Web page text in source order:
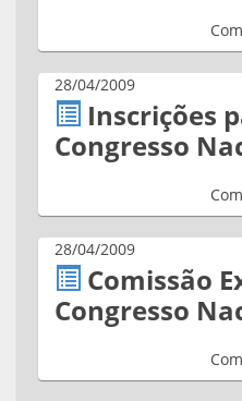
28/04/2009
Inscrições
Congresso
28/04/2009
Comissão
Congresso